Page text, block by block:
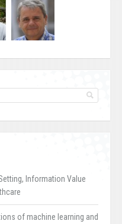
Information Value
of machine learning and